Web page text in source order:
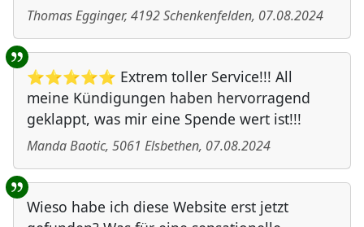
Thomas Egginger, 4192Schenkenfelden, 07.08.2024
⭐⭐⭐⭐⭐ Extrem toller Service!!! All
meine Kündigungen haben hervorragend
geklappt, was mir eine Spende wert ist!!!
Manda Baotic, 5061 Elsbethen, 07.08.2024
Wieso habe ich diese Website erst jetzt